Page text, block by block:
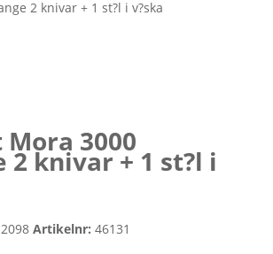
2 knivar + 1 st?l i v?ska
Mora 3000
2 knivar + 1 st?l i
Artikelnr: 46131